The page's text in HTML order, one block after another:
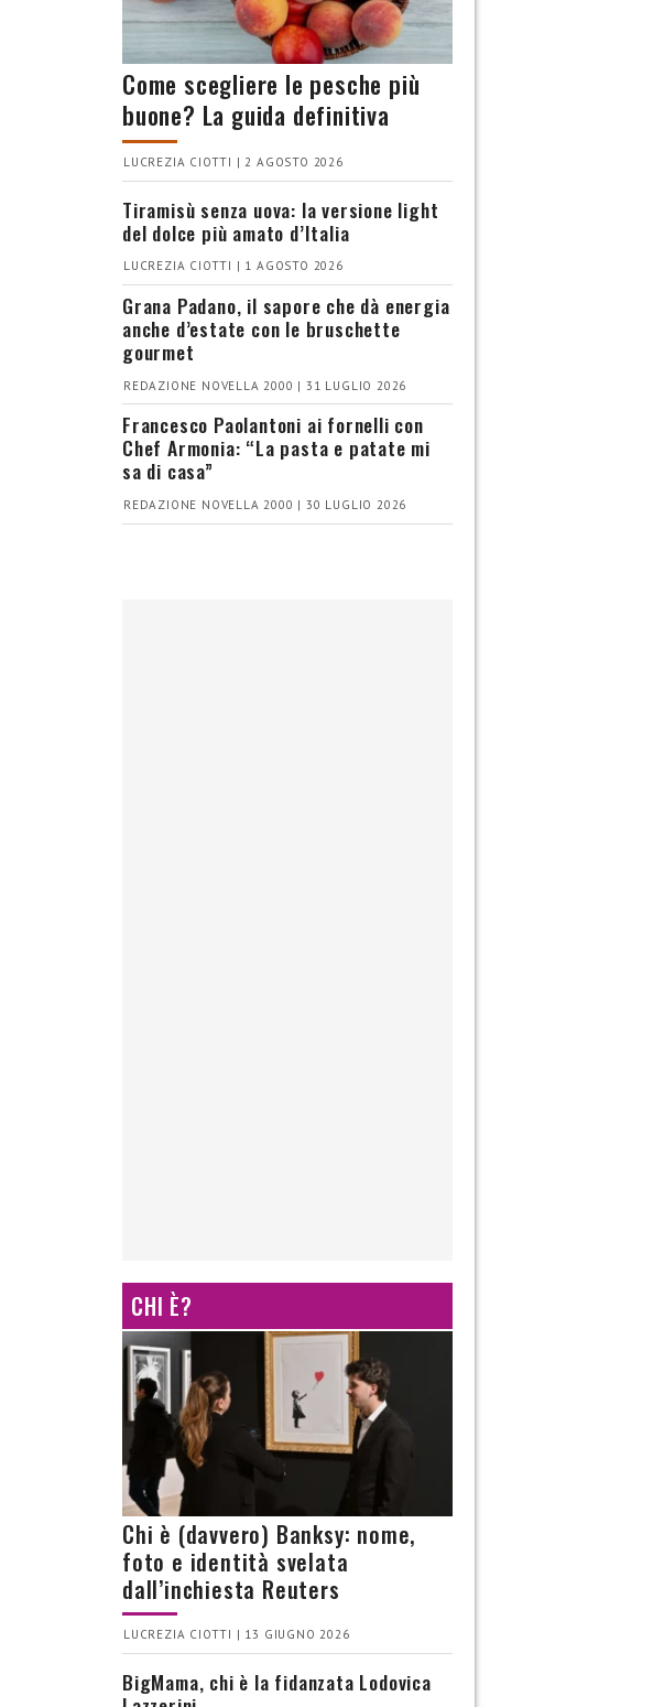
Come scegliere le pesche più
buone? La guida definitiva
LUCREZIA CIOTTI | 2 AGOSTO 2026
Tiramisù senza uova: la versione light
del dolce più amato d’Italia
LUCREZIA CIOTTI | 1 AGOSTO 2026
Grana Padano, il sapore che dà energia
anche d’estate con le bruschette
gourmet
REDAZIONE NOVELLA 2000 | 31 LUGLIO 2026
Francesco Paolantoni ai fornelli con
Chef Armonia: “La pasta e patate mi
sa di casa”
REDAZIONE NOVELLA 2000 | 30 LUGLIO 2026
CHI È?
Chi è (davvero) Banksy: nome,
foto e identità svelata
dall’inchiesta Reuters
LUCREZIA CIOTTI | 13 GIUGNO 2026
BigMama, chi è la fidanzata Lodovica